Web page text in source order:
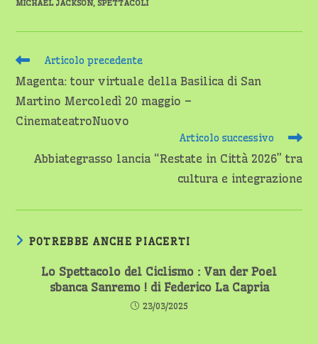
MICHAEL JACKSON, SPETTACOLI
Leggi
articoli
Articolo precedente
Magenta: tour virtuale della Basilica di San
Martino Mercoledì 20 maggio –
CinemateatroNuovo
Articolo successivo
Abbiategrasso lancia “Restate in Città 2026” tra
cultura e integrazione
POTREBBE ANCHE PIACERTI
Lo Spettacolo del Ciclismo : Van der Poel
sbanca Sanremo ! di Federico La Capria
23/03/2025